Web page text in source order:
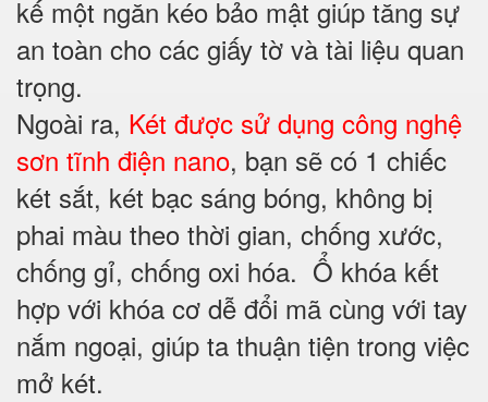
kế một ngăn kéo bảo mật giúp tăng sự
an toàn cho các giấy tờ và tài liệu quan
trọng.
Ngoài ra, Két được sử dụng công nghệ
sơn tĩnh điện nano, bạn sẽ có 1 chiếc
két sắt, két bạc sáng bóng, không bị
phai màu theo thời gian, chống xước,
chống gỉ, chống oxi hóa. Ổ khóa kết
hợp với khóa cơ dễ đổi mã cùng với tay
nắm ngoại, giúp ta thuận tiện trong việc
mở két.